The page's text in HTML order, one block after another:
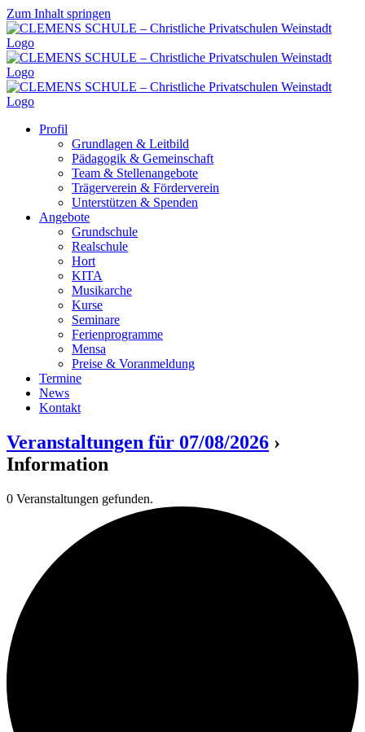
Zum Inhalt springen
Profil
Grundlagen & Leitbild
Pädagogik & Gemeinschaft
Team & Stellenangebote
Trägerverein & Förderverein
Unterstützen & Spenden
Angebote
Grundschule
Realschule
Hort
KITA
Musikarche
Kurse
Seminare
Ferienprogramme
Mensa
Preise & Voranmeldung
Termine
News
Kontakt
Veranstaltungen für 07/08/2026 ›
Information
0 Veranstaltungen gefunden.